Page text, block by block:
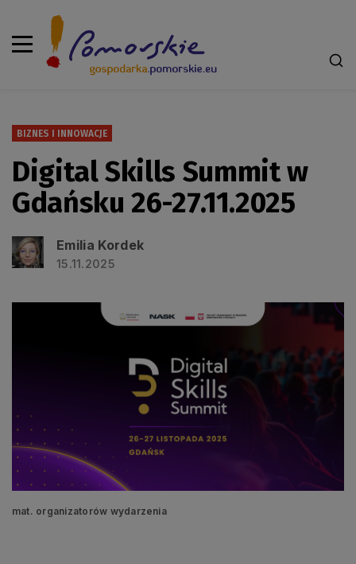
BIZNES I INNOWACJE
Digital Skills Summit w
Gdańsku 26-27.11.2025
Emilia Kordek
15.11.2025
mat. organizatorów wydarzenia